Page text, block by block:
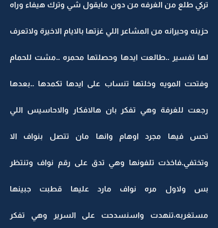
تركي طلع من الغرفه من دون مايقول شي وترك هيفاء وراه
حزينه وحيرانه من المشاعر اللي غزتها بالايام الاخيرة ولاتعرف
لها تفسير ..طالعت ايدها وحصلتها محمره ..مشت للحمام
وفتحت المويه وخلتها تنساب على ايدها تكمدها ..بعدها
رجعت للغرفة وهي تفكر بان هالافكار والاحاسيس اللي
تحس فيها مجرد اوهام وانها مان تتصل بنواف الا
وتختفي.فاخذت تلفونها وهي تدق على رقم نواف وتنتظر
بس ولاول مره نواف مارد عليها قطبت جبينها
مستغربه،تنهدت واسنسدحت على السرير وهي تفكر